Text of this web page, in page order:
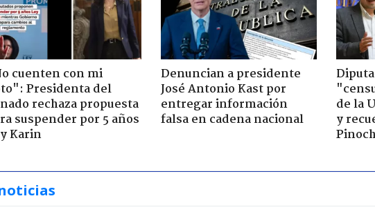
cuenten con mi
Presidenta del
rechaza propuesta
suspender por 5 años
Karin
Denuncian a presidente
José Antonio Kast por
entregar información
falsa en cadena nacional
de la
y